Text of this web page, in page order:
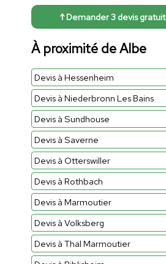
↑ Demander 3 devis
À proximité de Albe
Devis à Hessenheim
Devis à Niederbronn Les Bains
Devis à Sundhouse
Devis à Saverne
Devis à Otterswiller
Devis à Rothbach
Devis à Marmoutier
Devis à Volksberg
Devis à Thal Marmoutier